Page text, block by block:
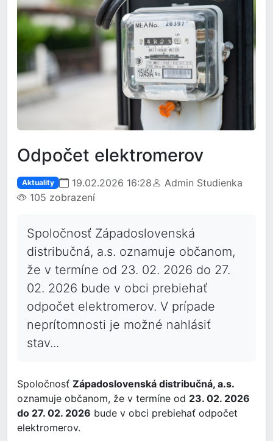
Odpočet elektromerov
Aktuality 19.02.2026 16:28
Admin Studienka
105 zobrazení
Spoločnosť Západoslovenská
distribučná, a.s. oznamuje občanom,
že v termíne od 23. 02. 2026 do 27.
02. 2026 bude v obci prebiehať
odpočet elektromerov. V prípade
neprítomnosti je možné nahlásiť
stav...
Spoločnosť Západoslovenská distribučná, a.s.
oznamuje občanom, že v termíne od 23. 02. 2026
do 27. 02. 2026 bude v obci prebiehať odpočet
elektromerov.